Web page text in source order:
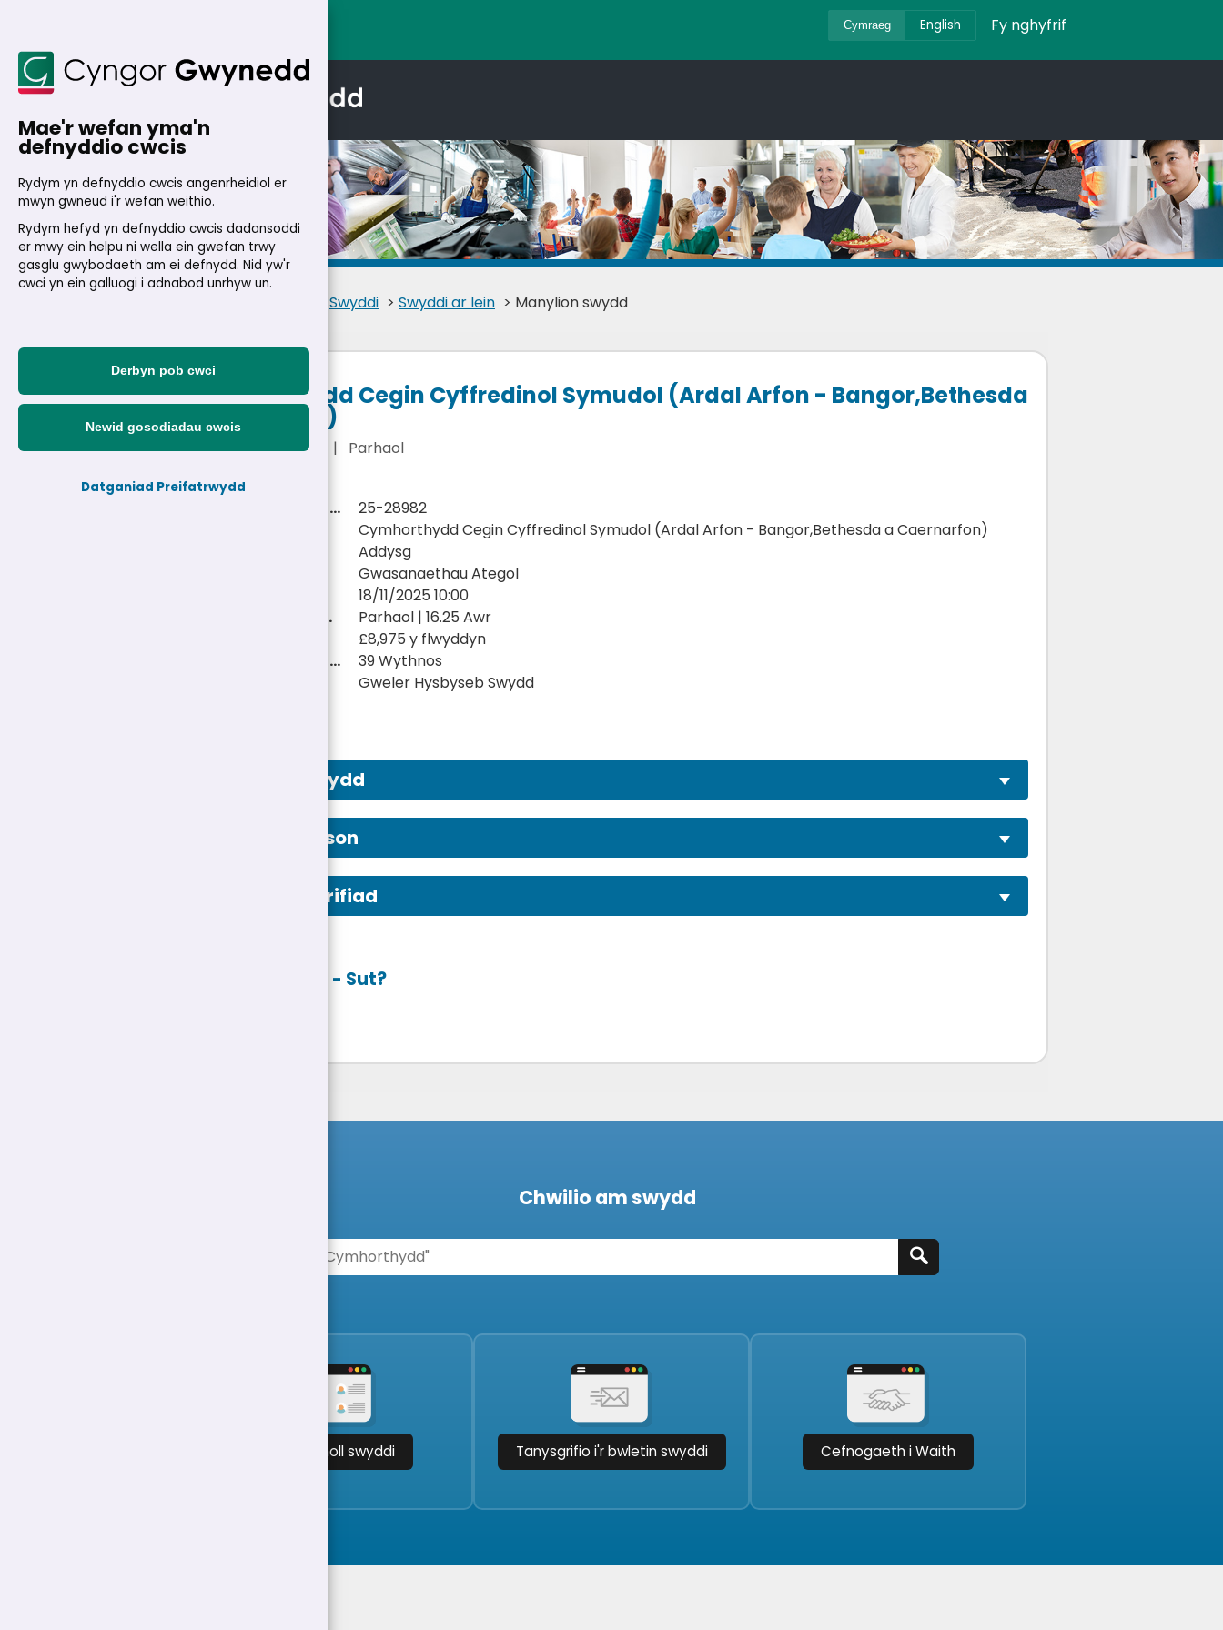
Cymraeg English Fy nghyfrif
Manylion
Swyddi > Swyddi ar lein > Manylion swydd
Cymhorthydd Cegin Cyffredinol Symudol (Ardal Arfon - Bangor,Bethesda a
Caernarfon)
£8,975 y flwyddyn | Parhaol
Cyfeirnod personel:
25-28982
Cymhorthydd Cegin Cyffredinol Symudol (Ardal Arfon - Bangor,Bethesda a Caernarfon)
Addysg
Gwasanaethau Ategol
18/11/2025 10:00
Math Swydd/Oriau:
Parhaol | 16.25 Awr
£8,975 y flwyddyn
Swydd tymor ysgol:
39 Wythnos
Gweler Hysbyseb Swydd
Hysbyseb Swydd
Manylion Person
Swydd Ddisgrifiad
- Sut?
Chwilio am swydd
Gweld holl swyddi Tanysgrifio i'r bwletin swyddi Cefnogaeth i Waith
Mae'r wefan yma'n
defnyddio cwcis
Rydym yn defnyddio cwcis angenrheidiol er
mwyn gwneud i'r wefan weithio.
Rydym hefyd yn defnyddio cwcis dadansoddi
er mwy ein helpu ni wella ein gwefan trwy
gasglu gwybodaeth am ei defnydd. Nid yw'r
cwci yn ein galluogi i adnabod unrhyw un.
Derbyn pob cwci
Newid gosodiadau cwcis
Datganiad Preifatrwydd